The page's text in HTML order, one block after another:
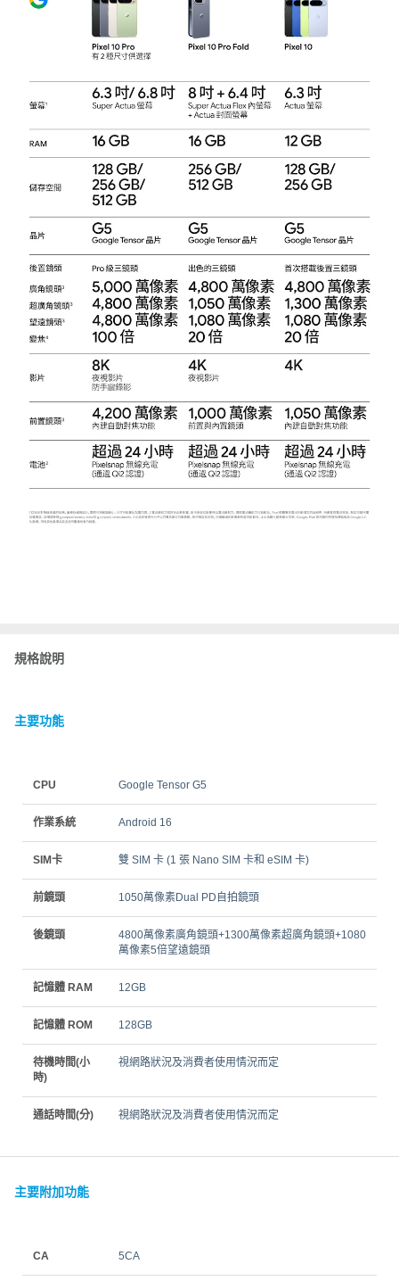
規格說明
主要功能
CPU Google Tensor G5
作業系統 Android 16
SIM卡 雙 SIM 卡 (1 張 Nano SIM 卡和 eSIM 卡)
前鏡頭 1050萬像素Dual PD自拍鏡頭
後鏡頭
4800萬像素廣角鏡頭+1300萬像素超廣角鏡頭+1080
萬像素5倍望遠鏡頭
記憶體 RAM 12GB
記憶體 ROM 128GB
待機時間(小
時)
視網路狀況及消費者使用情況而定
通話時間(分) 視網路狀況及消費者使用情況而定
主要附加功能
CA 5CA